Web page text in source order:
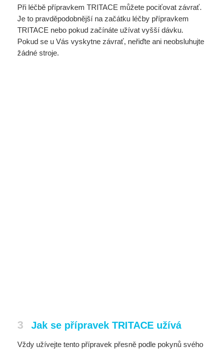
Při léčbě přípravkem TRITACE můžete pociťovat závrať.
Je to pravděpodobnější na začátku léčby přípravkem
TRITACE nebo pokud začínáte užívat vyšší dávku.
Pokud se u Vás vyskytne závrať, neřiďte ani neobsluhujte
žádné stroje.
3 Jak se přípravek TRITACE užívá
Vždy užívejte tento přípravek přesně podle pokynů svého